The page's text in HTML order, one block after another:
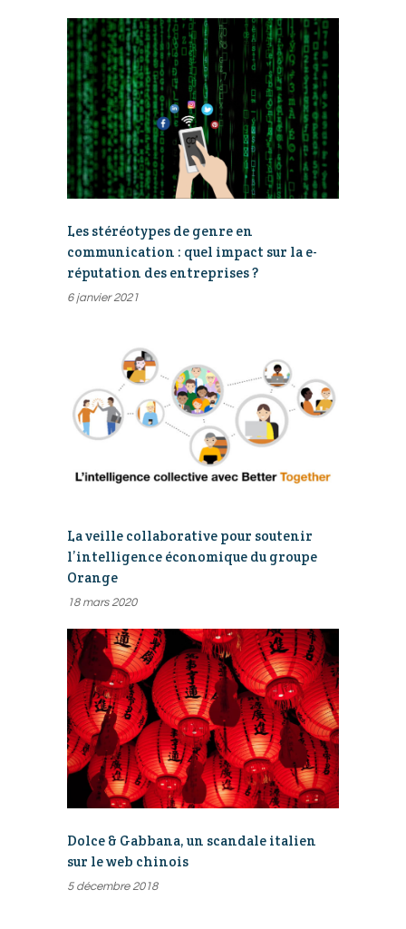
Les stéréotypes de genre en
communication : quel impact sur la e-
réputation des entreprises ?
6 janvier 2021
La veille collaborative pour soutenir
l’intelligence économique du groupe
Orange
18 mars 2020
Dolce & Gabbana, un scandale italien
sur le web chinois
5 décembre 2018